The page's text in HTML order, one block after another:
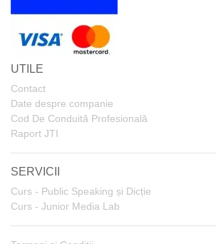
UTILE
Contact
Date despre companie
Cod De Conduită Profesională
Raport JTI
SERVICII
Curs - Public Speaking și Dicție
Curs - Junior Media Lab